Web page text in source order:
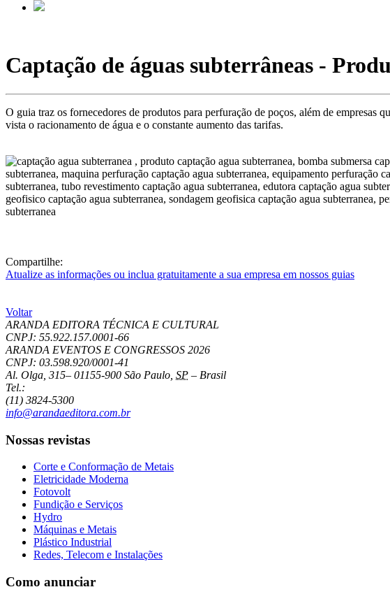
Captação de águas subterrâneas -
O guia traz os fornecedores de produtos para perfuração de poços, além de empresas
vista o racionamento de água e o constante aumento das tarifas.
Compartilhe:
Atualize as informações ou inclua gratuitamente a sua empresa em nossos guias
Voltar
ARANDA EDITORA TÉCNICA E CULTURAL
CNPJ: 55.922.157.0001-66
ARANDA EVENTOS E CONGRESSOS 2026
CNPJ: 03.598.920/0001-41
Al. Olga, 315– 01155-900 São Paulo SP – Brasil
Tel.:
(11) 3824-5300
info@arandaeditora.com.br
Nossas revistas
Corte e Conformação de Metais
Eletricidade Moderna
Fotovolt
Fundição e Serviços
Hydro
Máquinas e Metais
Plástico Industrial
Redes, Telecom e Instalações
Como anunciar